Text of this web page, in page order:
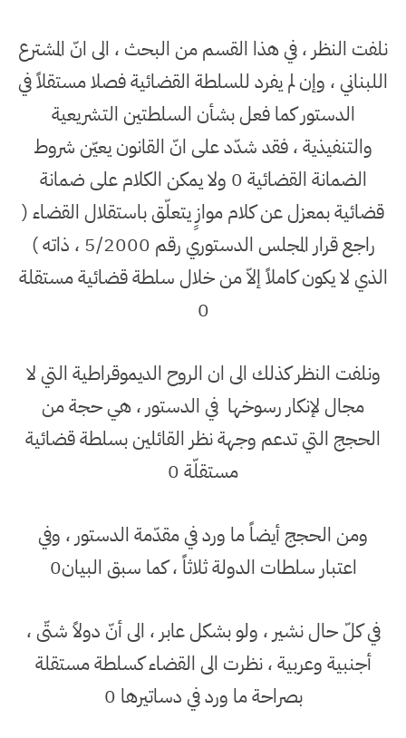
نلفت النظر ، في هذا القسم من البحث ، الى انّ المشترع
اللبناني ، وإن لم يفرد للسلطة القضائية فصلا مستقلاً في
الدستور كما فعل بشأن السلطتين التشريعية
والتنفيذية ، فقد شدّد على انّ القانون يعيّن شروط
الضمانة القضائية 0 ولا يمكن الكلام على ضمانة
قضائية بمعزل عن كلام موازٍ يتعلّق باستقلال القضاء (
راجع قرار المجلس الدستوري رقم 5/2000 ، ذاته )
الذي لا يكون كاملاً إلاّ من خلال سلطة قضائية مستقلة
0
ونلفت النظر كذلك الى ان الروح الديموقراطية التي لا
مجال لإنكار رسوخهافي الدستور ، هي حجة من
الحجج التي تدعم وجهة نظر القائلين بسلطة قضائية
مستقلّة 0
ومن الحجج أيضاً ما ورد في مقدّمة الدستور ، وفي
اعتبار سلطات الدولة ثلاثاً ، كما سبق البيان0
في كلّ حال نشير ، ولو بشكل عابر ، الى أنّ دولاً شتّى ،
أجنبية وعربية ، نظرت الى القضاء كسلطة مستقلة
بصراحة ما ورد في دساتيرها 0